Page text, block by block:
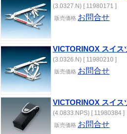
(3.0327.N) [ 11980171 ]
販売価格 お問合せ
VICTORINOX スイス
(3.0326.N) [ 11980210 ]
販売価格 お問合せ
VICTORINOX スイス
(4.0833.NPS) [ 11980384 ]
販売価格 お問合せ